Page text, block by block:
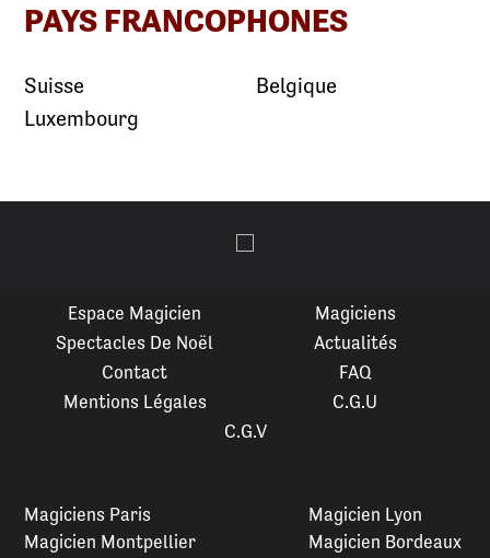
PAYS FRANCOPHONES
Suisse
Luxembourg
Belgique
Espace Magicien
Magiciens
Spectacles De Noël
Actualités
Contact
FAQ
Mentions Légales
C.G.U
C.G.V
Magiciens Paris
Magicien Montpellier
Magicien Lyon
Magicien Bordeaux